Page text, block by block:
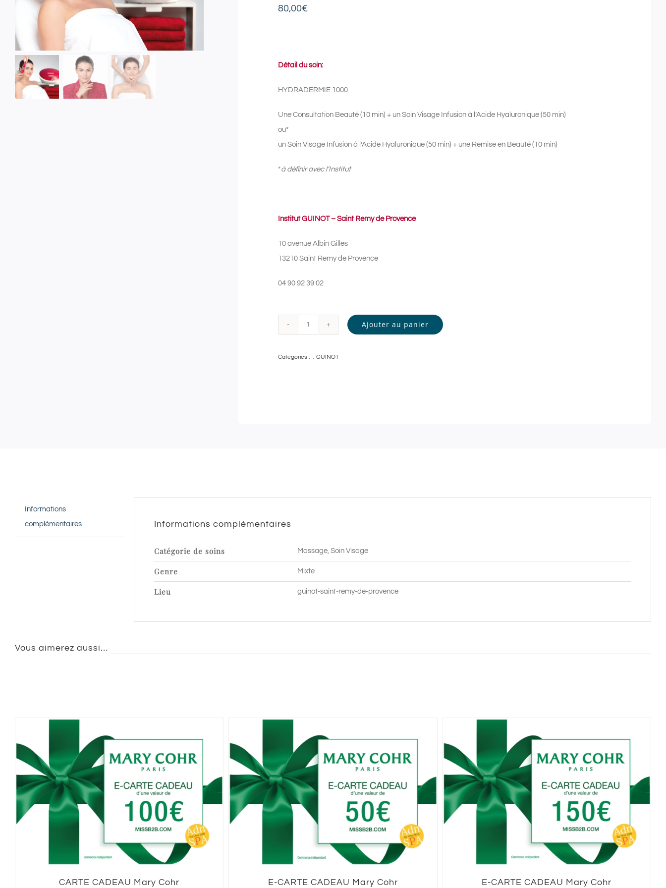
80,00€
Détail du soin:
HYDRADERMIE 1000
Une Consultation Beauté (10 min) + un Soin Visage Infusion à l’Acide Hyaluronique (50 min)
ou*
un Soin Visage Infusion à l’Acide Hyaluronique (50 min) + une Remise en Beauté (10 min)
*à définir avec l’Institut
Institut GUINOT – Saint Remy de Provence
10 avenue Albin Gilles
13210 Saint Remy de Provence
04 90 92 39 02
Guinot
Ajouter au panier
Catégories :-,GUINOT
Informations
complémentaires
Informations complémentaires
Catégorie de soins Massage, Soin Visage
Genre Mixte
Lieu guinot-saint-remy-de-provence
Vous aimerez aussi…
CARTE CADEAU Mary Cohr E-CARTE CADEAU Mary Cohr E-CARTE CADEAU Mary Cohr